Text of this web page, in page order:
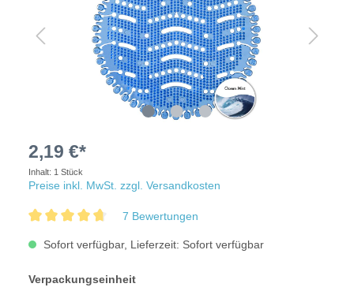
2,19 €*
Inhalt: 1 Stück
Preise inkl. MwSt. zzgl. Versandkosten
7 Bewertungen
Sofort verfügbar, Lieferzeit: Sofort verfügbar
Verpackungseinheit